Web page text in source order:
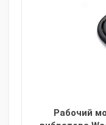
Рабочий